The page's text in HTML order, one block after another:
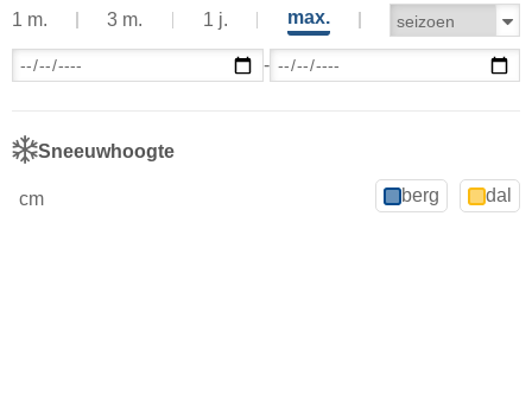
1 m. 3 m. 1 j. max.
-
Sneeuwhoogte
cm berg dal